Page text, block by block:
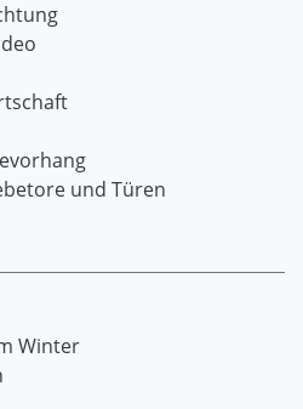
und Türen
Winter